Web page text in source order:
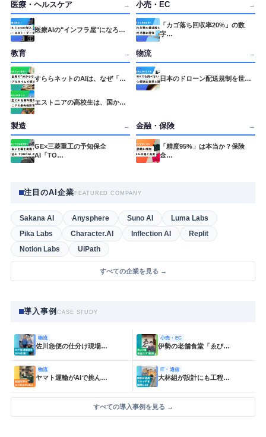
医療・ヘルスケア →
医療AIの"インフラ屋"になろ…
小売・EC →
「カゴ落ち回収率20%」の数
字…
教育 →
すららネットのAIは、なぜ「…
エストニアの高校生は、国か…
物流 →
日本のドローン配送規制を世…
製造 →
GE×三菱重工の予知保全
AI「TO…
金融・保険 →
「精度95%」は本当か？保険
金…
注目のAI企業 FEATURED COMPANY
Sakana AI Anysphere Suno AI
Luma Labs
Pika Labs
Character.AI Inflection AI
Replit
Notion Labs
UiPath
すべての企業を見る →
導入事例CASE STUDY
物流
佐川急便の仕分け現場…
小売・EC
伊勢の老舗食堂「ゑび…
物流
ヤマト運輸がAIで挑ん…
IT・通信
大林組が設計にも工程…
すべての導入事例を見る →